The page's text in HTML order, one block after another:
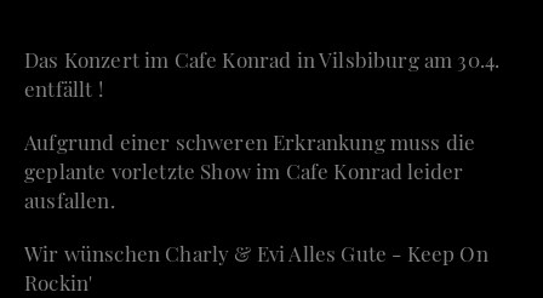
Das Konzert im Cafe Konrad in Vilsbiburg am 30.4.
entfällt !
Aufgrund einer schweren Erkrankung muss die
geplante vorletzte Show im Cafe Konrad leider
ausfallen.
Wir wünschen Charly & Evi Alles Gute - Keep On
Rockin'